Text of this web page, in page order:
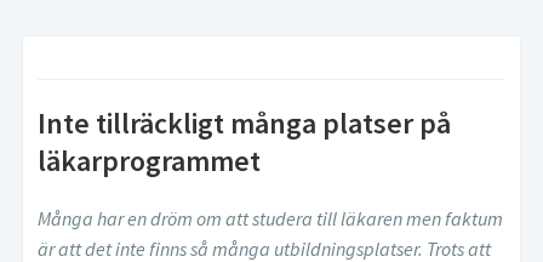
Inte tillräckligt många platser på
läkarprogrammet
Många har en dröm om att studera till läkaren men faktum
är att det inte finns så många utbildningsplatser. Trots att